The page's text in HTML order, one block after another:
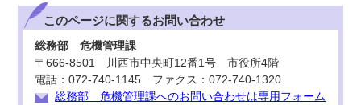
このページに関するお問い合わせ
総務部 危機管理課
〒666-8501 川西市中央町12番1号 市役所4階
電話：072-740-1145 ファクス：072-740-1320
総務部 危機管理課へのお問い合わせは専用フォーム